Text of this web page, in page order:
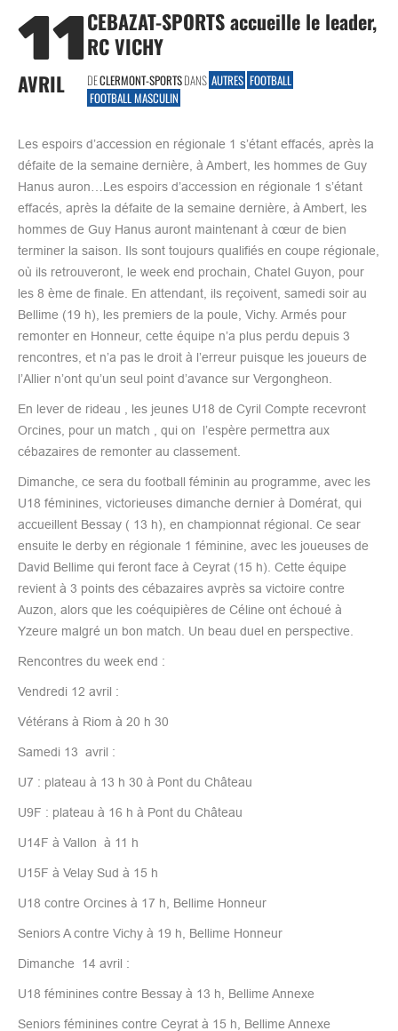
11
AVRIL
CEBAZAT-SPORTS accueille le leader,
RC VICHY
DECLERMONT-SPORTSDANS AUTRES FOOTBALL
FOOTBALL MASCULIN
Les espoirs d’accession en régionale 1 s’étant effacés, après la
défaite de la semaine dernière, à Ambert, les hommes de Guy
Hanus auron…Les espoirs d’accession en régionale 1 s’étant
effacés, après la défaite de la semaine dernière, à Ambert, les
hommes de Guy Hanus auront maintenant à cœur de bien
terminer la saison. Ils sont toujours qualifiés en coupe régionale,
où ils retrouveront, le week end prochain, Chatel Guyon, pour
les 8 ème de finale. En attendant, ils reçoivent, samedi soir au
Bellime (19 h), les premiers de la poule, Vichy. Armés pour
remonter en Honneur, cette équipe n’a plus perdu depuis 3
rencontres, et n’a pas le droit à l’erreur puisque les joueurs de
l’Allier n’ont qu’un seul point d’avance sur Vergongheon.
En lever de rideau , les jeunes U18 de Cyril Compte recevront
Orcines, pour un match , qui on l’espère permettra aux
cébazaires de remonter au classement.
Dimanche, ce sera du football féminin au programme, avec les
U18 féminines, victorieuses dimanche dernier à Domérat, qui
accueillent Bessay ( 13 h), en championnat régional. Ce sear
ensuite le derby en régionale 1 féminine, avec les joueuses de
David Bellime qui feront face à Ceyrat (15 h). Cette équipe
revient à 3 points des cébazaires avprès sa victoire contre
Auzon, alors que les coéquipières de Céline ont échoué à
Yzeure malgré un bon match. Un beau duel en perspective.
Rencontres du week end :
Vendredi 12 avril :
Vétérans à Riom à 20 h 30
Samedi 13 avril :
U7 : plateau à 13 h 30 à Pont du Château
U9F : plateau à 16 h à Pont du Château
U14F à Vallon à 11 h
U15F à Velay Sud à 15 h
U18 contre Orcines à 17 h, Bellime Honneur
Seniors A contre Vichy à 19 h, Bellime Honneur
Dimanche 14 avril :
U18 féminines contre Bessay à 13 h, Bellime Annexe
Seniors féminines contre Ceyrat à 15 h, Bellime Annexe